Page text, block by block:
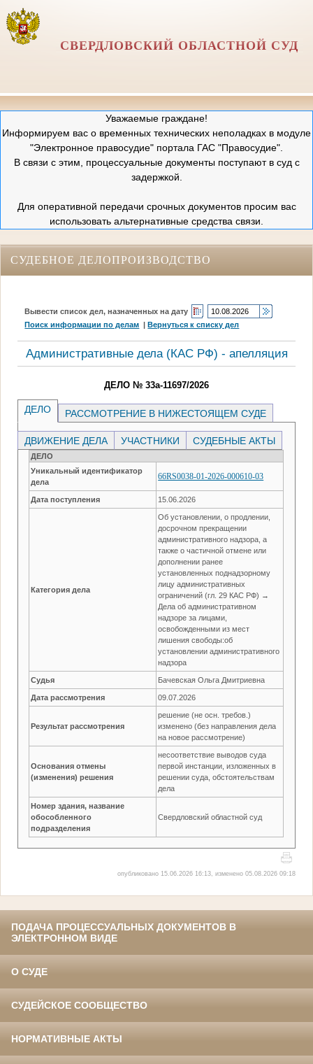
СВЕРДЛОВСКИЙ ОБЛАСТНОЙ СУД
Уважаемые граждане!
Информируем вас о временных технических неполадках в модуле
"Электронное правосудие" портала ГАС "Правосудие".
В связи с этим, процессуальные документы поступают в суд с
задержкой.
Для оперативной передачи срочных документов просим вас
использовать альтернативные средства связи.
СУДЕБНОЕ ДЕЛОПРОИЗВОДСТВО
Вывести список дел, назначенных на дату
Поиск информации по делам |Вернуться к списку дел
Административные дела (КАC РФ) - апелляция
ДЕЛО № 33а-11697/2026
ДЕЛО РАССМОТРЕНИЕ В НИЖЕСТОЯЩЕМ СУДЕ
ДВИЖЕНИЕ ДЕЛА УЧАСТНИКИ СУДЕБНЫЕ АКТЫ
ДЕЛО
Уникальный идентификатор
дела
66RS0038-01-2026-000610-03
Дата поступления 15.06.2026
Категория дела
Об установлении, о продлении,
досрочном прекращении
административного надзора, а
также о частичной отмене или
дополнении ранее
установленных поднадзорному
лицу административных
ограничений (гл. 29 КАС РФ) →
Дела об административном
надзоре за лицами,
освобожденными из мест
лишения свободы:об
установлении административного
надзора
Судья Бачевская Ольга Дмитриевна
Дата рассмотрения 09.07.2026
Результат рассмотрения
решение (не осн. требов.)
изменено (без направления дела
на новое рассмотрение)
Основания отмены
(изменения) решения
несоответствие выводов суда
первой инстанции, изложенных в
решении суда, обстоятельствам
дела
Номер здания, название
обособленного
подразделения
Свердловский областной суд
опубликовано 15.06.2026 16:13, изменено 05.08.2026 09:18
ПОДАЧА ПРОЦЕССУАЛЬНЫХ ДОКУМЕНТОВ В
ЭЛЕКТРОННОМ ВИДЕ
О СУДЕ
СУДЕЙСКОЕ СООБЩЕСТВО
НОРМАТИВНЫЕ АКТЫ